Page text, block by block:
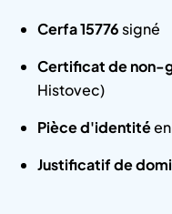
Cerfa 15776signé
Certificat de non-
Histovec)
Pièce d'identité
Justificatif de